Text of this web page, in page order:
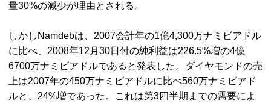
量30%の減少が理由とされる。
しかし Namdebは、2007会計年の1億4,300万ナミビアドル
に比べ、2008年12月30日付の純利益は226.5%増の4億
6700万ナミビアドルであると発表した。ダイヤモンドの売
上は2007年の450万ナミビアドルに比べ560万ナミビアド
ルと、24%増であった。これは第3四半期までの需要によ